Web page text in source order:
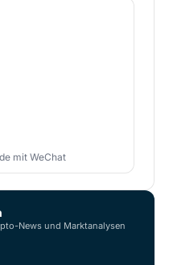
mit WeChat
News und Marktanalysen